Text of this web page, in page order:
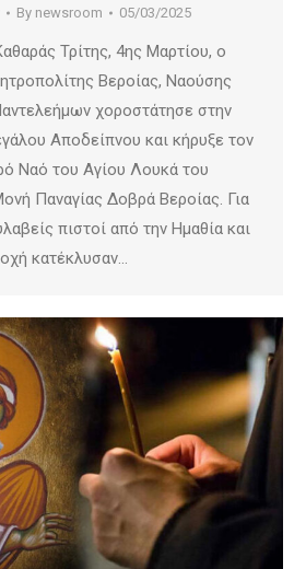
By newsroom 05/03/2025
Τρίτης, 4ης Μαρτίου, ο
Βεροίας, Ναούσης
χοροστάτησε στην
Αποδείπνου και κήρυξε τον
Ναό του Αγίου Λουκά του
Παναγίας Δοβρά Βεροίας. Για
πιστοί από την Ημαθία και
κατέκλυσαν…